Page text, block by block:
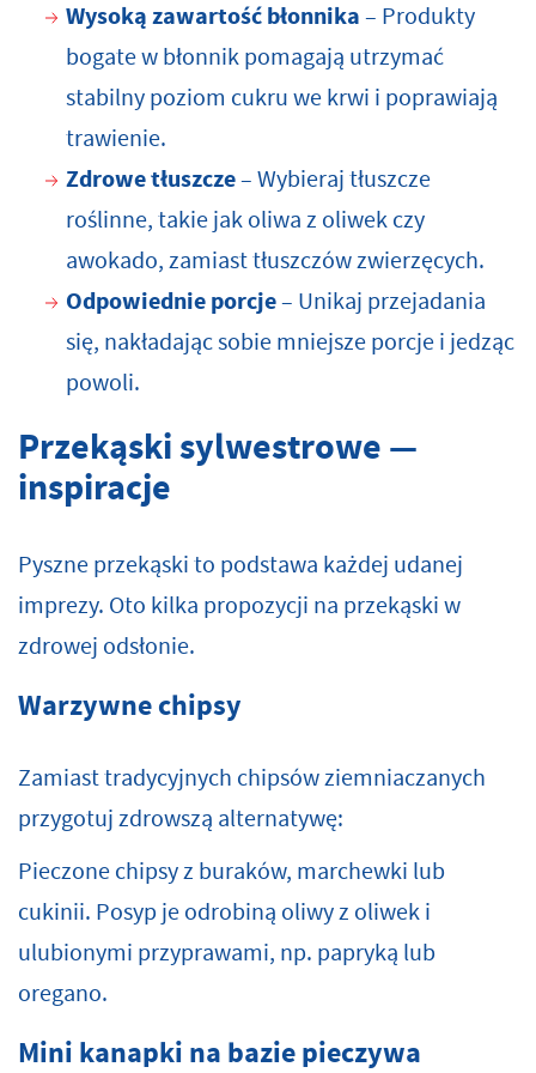
Wysoką zawartość błonnika– Produkty
bogate w błonnik pomagają utrzymać
stabilny poziom cukru we krwi i poprawiają
trawienie.
Zdrowe tłuszcze– Wybieraj tłuszcze
roślinne, takie jak oliwa z oliwek czy
awokado, zamiast tłuszczów zwierzęcych.
Odpowiednie porcje– Unikaj przejadania
się, nakładając sobie mniejsze porcje i jedząc
powoli.
Przekąski sylwestrowe —
inspiracje
Pyszne przekąski to podstawa każdej udanej
imprezy. Oto kilka propozycji na przekąski w
zdrowej odsłonie.
Warzywne chipsy
Zamiast tradycyjnych chipsów ziemniaczanych
przygotuj zdrowszą alternatywę:
Pieczone chipsy z buraków, marchewki lub
cukinii. Posyp je odrobiną oliwy z oliwek i
ulubionymi przyprawami, np. papryką lub
oregano.
Mini kanapki na bazie pieczywa